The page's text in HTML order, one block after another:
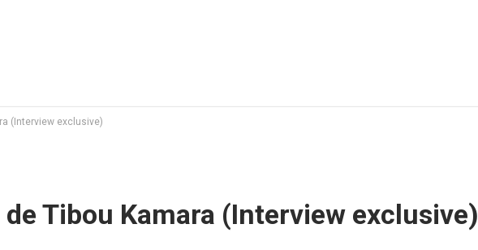
(Interview exclusive)
Tibou Kamara (Interview exclusive)